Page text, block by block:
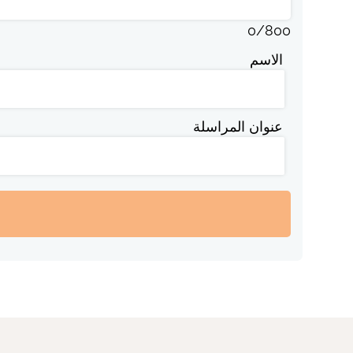
0/800
الاسم
عنوان المراسلة